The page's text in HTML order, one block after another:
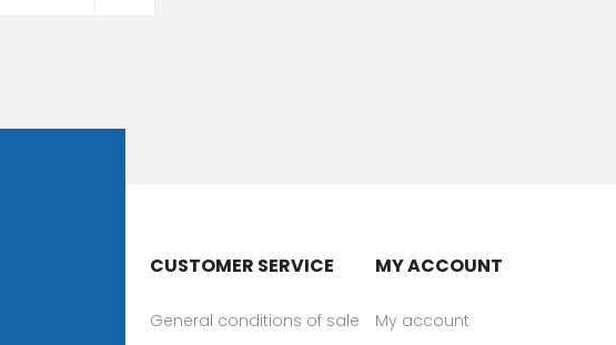
CUSTOMER SERVICE
General conditions of sale
MY ACCOUNT
My account